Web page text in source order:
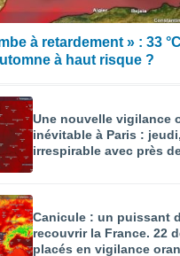
à retardement » : 33
à haut risque ?
Une nouvelle vigilance
inévitable à Paris :
irrespirable avec près
Canicule : un puissant
recouvrir la France. 22
placés en vigilance